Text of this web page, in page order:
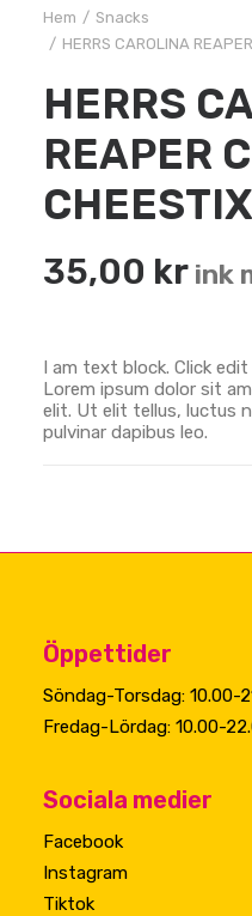
Hem
Snacks
HERRS CAROLINA
HERRS
REAPER
35,00 kr ink
I am text block. Click
Lorem ipsum dolor sit
elit. Ut elit tellus, luctus
pulvinar dapibus leo.
Öppettider
Söndag-Torsdag: 10.00-
Fredag-Lördag: 10.00-
Sociala medier
Facebook
Instagram
Tiktok